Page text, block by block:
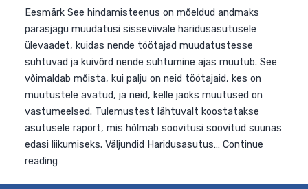
koolimeeskonna vajadused ja valitakse sobiv
koolitusformaat (lühem 3-päevane või pikem 5-
päevane). Parima kogemuse saamiseks seotakse
teooria praktilise õpiprojekti loomisega. Väljundid Lühem
koolitus annab ülevaate professionaalse
Continue reading STEAM-
lõimingut
toetavate